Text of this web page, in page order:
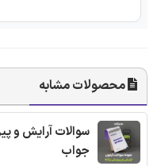
محصولات مشابه
سوالات آرایش و
جواب